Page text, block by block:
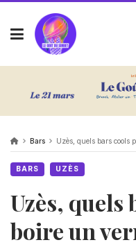
Bars Uzès, quels bars cools
BARS UZÈS
Uzès, quels
boire un